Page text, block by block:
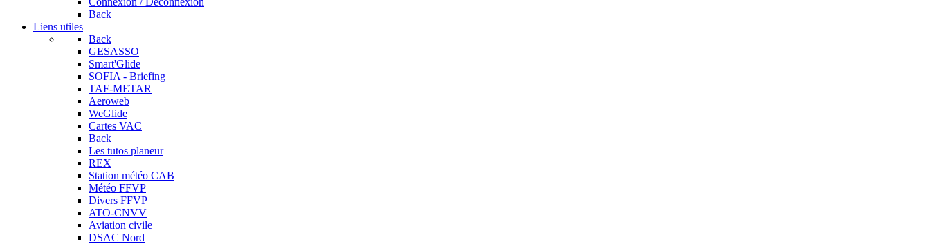
Back
Liens utiles
Back
GESASSO
Smart'Glide
SOFIA - Briefing
TAF-METAR
Aeroweb
WeGlide
Cartes VAC
Back
Les tutos planeur
REX
Station météo CAB
Météo FFVP
Divers FFVP
ATO-CNVV
Aviation civile
DSAC Nord